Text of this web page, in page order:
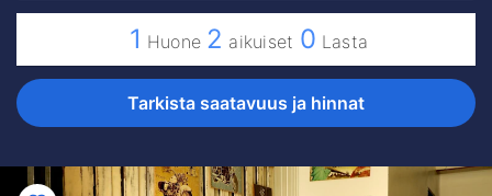
1 Huone 2 aikuiset 0 Lasta
Tarkista saatavuus ja hinnat